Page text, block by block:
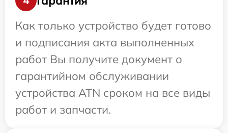
Как только устройство будет готово
и подписания акта выполненных
работ Вы получите документ о
гарантийном обслуживании
устройства ATN сроком на все виды
работ и запчасти.